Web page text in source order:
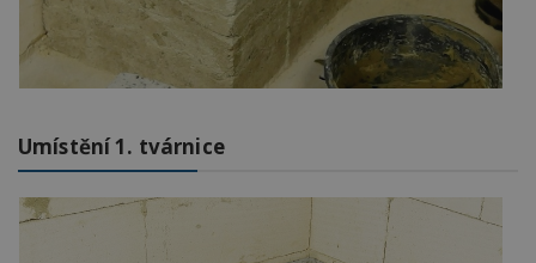
Umístění 1. tvárnice